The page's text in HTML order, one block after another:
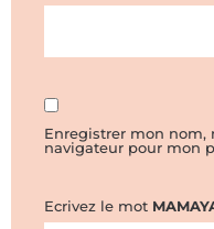
Enregistrer mon
navigateur pour mon
Ecrivez le mot